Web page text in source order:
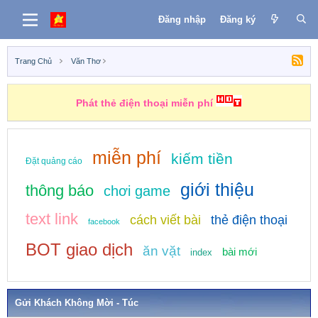
Đăng nhập Đăng ký
Trang Chủ Văn Thơ
Phát thẻ điện thoại miễn phí
Đặt quảng cáo miễn phí kiếm tiền
thông báo chơi game giới thiệu
text link facebook cách viết bài thẻ điện thoại
BOT giao dịch ăn vặt index bài mới
Gửi Khách Không Mời - Túc